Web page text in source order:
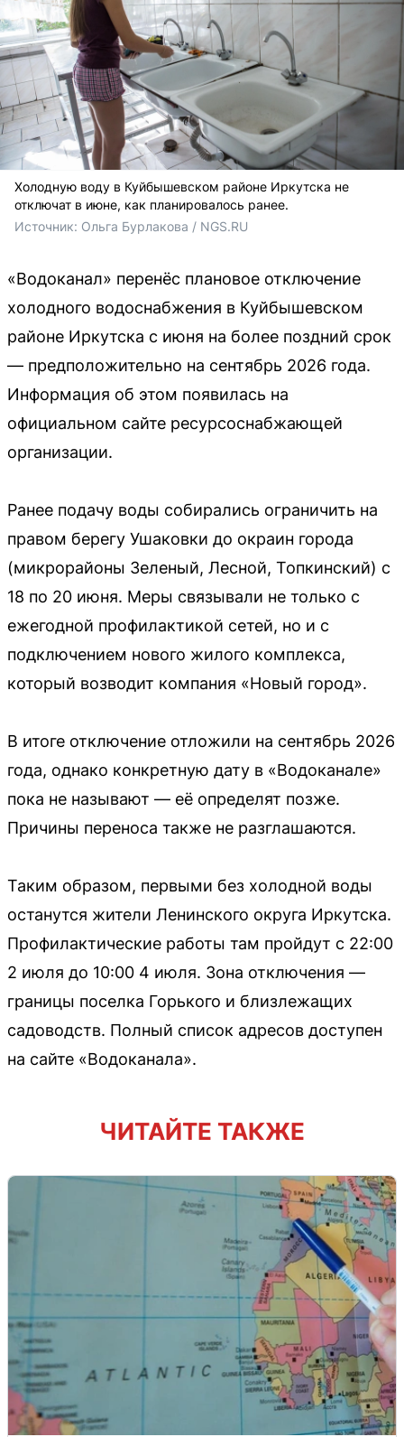
Холодную воду в Куйбышевском районе Иркутска не
отключат в июне, как планировалось ранее.
Источник: Ольга Бурлакова / NGS.RU
«Водоканал» перенёс плановое отключение
холодного водоснабжения в Куйбышевском
районе Иркутска с июня на более поздний срок
— предположительно на сентябрь 2026 года.
Информация об этом появилась на
официальном сайте ресурсоснабжающей
организации.
Ранее подачу воды собирались ограничить на
правом берегу Ушаковки до окраин города
(микрорайоны Зеленый, Лесной, Топкинский) с
18 по 20 июня. Меры связывали не только с
ежегодной профилактикой сетей, но и с
подключением нового жилого комплекса,
который возводит компания «Новый город».
В итоге отключение отложили на сентябрь 2026
года, однако конкретную дату в «Водоканале»
пока не называют — её определят позже.
Причины переноса также не разглашаются.
Таким образом, первыми без холодной воды
останутся жители Ленинского округа Иркутска.
Профилактические работы там пройдут с 22:00
2 июля до 10:00 4 июля. Зона отключения —
границы поселка Горького и близлежащих
садоводств. Полный список адресов доступен
на сайте «Водоканала».
ЧИТАЙТЕ ТАКЖЕ